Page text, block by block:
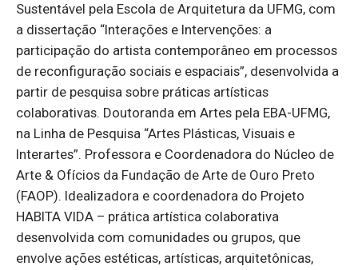
Sustentável pela Escola de Arquitetura da UFMG, com
a dissertação “Interações e Intervenções: a
participação do artista contemporâneo em processos
de reconfiguração sociais e espaciais”, desenvolvida a
partir de pesquisa sobre práticas artísticas
colaborativas. Doutoranda em Artes pela EBA-UFMG,
na Linha de Pesquisa “Artes Plásticas, Visuais e
Interartes”. Professora e Coordenadora do Núcleo de
Arte & Ofícios da Fundação de Arte de Ouro Preto
(FAOP). Idealizadora e coordenadora do Projeto
HABITA VIDA – prática artística colaborativa
desenvolvida com comunidades ou grupos, que
envolve ações estéticas, artísticas, arquitetônicas,